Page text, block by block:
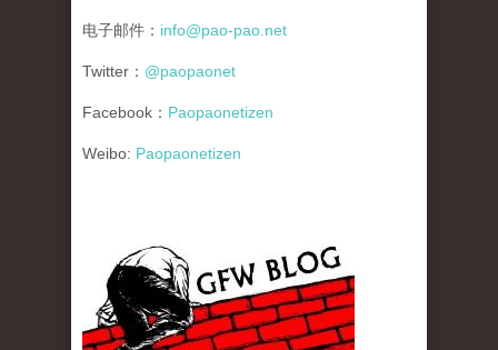
电子邮件： info@pao-pao.net
Twitter： @paopaonet
Facebook： Paopaonetizen
Weibo: Paopaonetizen
gfw_blog_small.jpg